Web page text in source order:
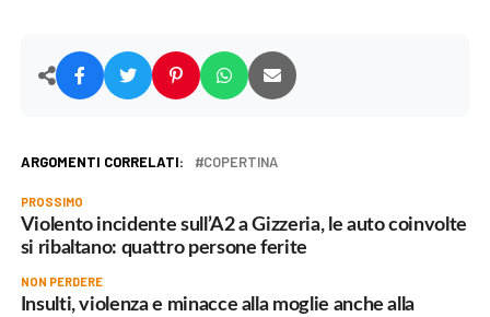
ARGOMENTI CORRELATI: COPERTINA
PROSSIMO
Violento incidente sull’A2 a Gizzeria, le auto coinvolte
si ribaltano: quattro persone ferite
NON PERDERE
Insulti, violenza e minacce alla moglie anche alla